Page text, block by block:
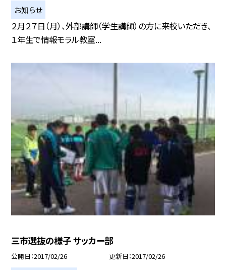
お知らせ
２月２７日（月）、外部講師（学生講師）の方に来校いただき、
１年生で情報モラル教室...
三市選抜の様子 サッカー部
公開日 2017/02/26 更新日 2017/02/26